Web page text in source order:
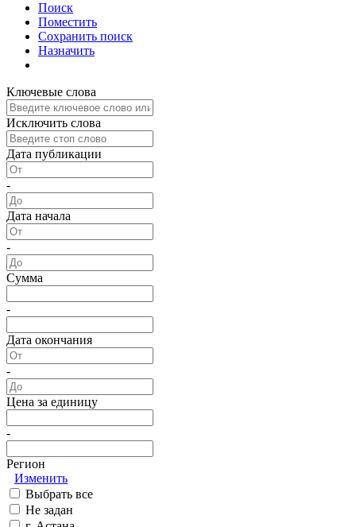
Поиск
Поместить
Сохранить поиск
Назначить
Ключевые слова
Исключить слова
Дата публикации
-
Дата начала
-
Сумма
-
Дата окончания
-
Цена за единицу
-
Регион
Изменить
Выбрать все
Не задан